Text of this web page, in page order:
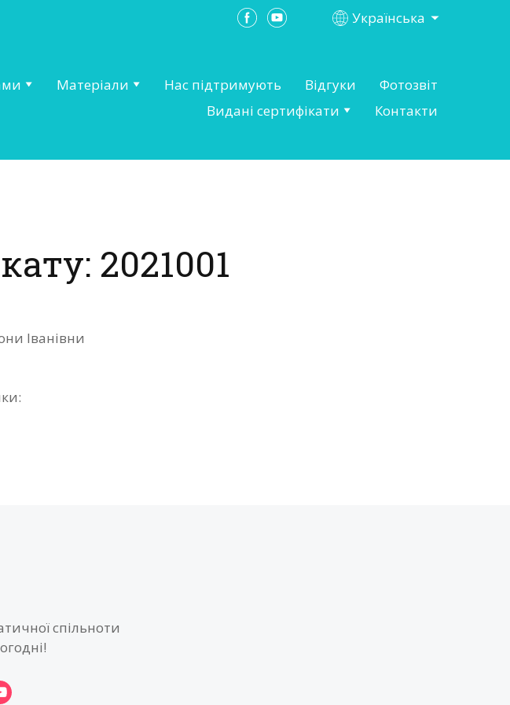
Українська
Матеріали Нас підтримують Відгуки
Фотозвіт
Видані сертифікати
Контакти
2021001
Іванівни
спільноти